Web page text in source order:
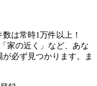
は常時1万件以上！
家の近く」など、あな
必ず見つかります。ま